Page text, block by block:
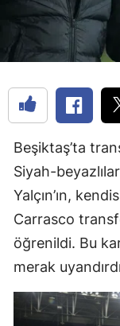
Beşiktaş’ta
Siyah-
Yalçın’ın,
Carrasco
öğrenildi. Bu
merak